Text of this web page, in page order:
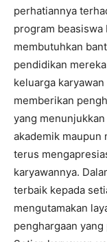
perhatiannya
program beasiswa
membutuhkan
pendidikan
keluarga
memberikan
yang
akademik maupun
terus
karyawannya.
terbaik kepada
mengutamakan
penghargaan